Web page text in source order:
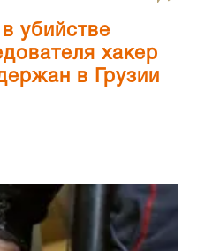
убийстве
хакер
в Грузии